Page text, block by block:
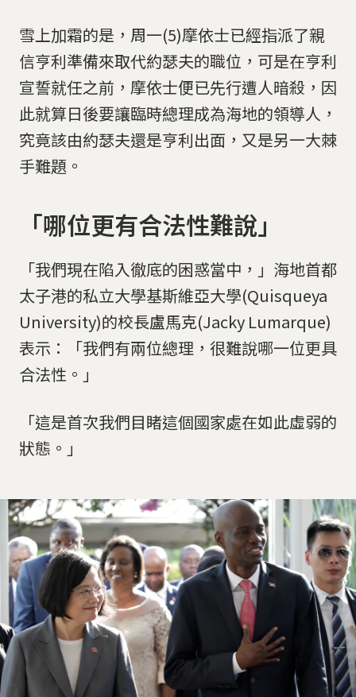
雪上加霜的是，周一(5)摩依士已經指派了親
信亨利準備來取代約瑟夫的職位，可是在亨利
宣誓就任之前，摩依士便已先行遭人暗殺，因
此就算日後要讓臨時總理成為海地的領導人，
究竟該由約瑟夫還是亨利出面，又是另一大棘
手難題。
「哪位更有合法性難說」
「我們現在陷入徹底的困惑當中，」海地首都
太子港的私立大學基斯維亞大學(Quisqueya
University)的校長盧馬克(Jacky Lumarque)
表示：「我們有兩位總理，很難說哪一位更具
合法性。」
「這是首次我們目睹這個國家處在如此虛弱的
狀態。」